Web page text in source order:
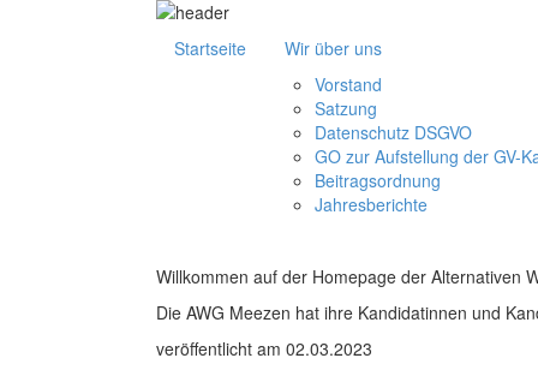
Startseite
Wir über uns
Vorstand
Satzung
Datenschutz DSGVO
GO zur Aufstellung der GV-
Beitragsordnung
Jahresberichte
Willkommen auf der Homepage der Alternativen
Die AWG Meezen hat ihre Kandidatinnen und
veröffentlicht am 02.03.2023